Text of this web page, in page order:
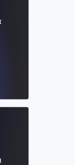
de búsqueda
para